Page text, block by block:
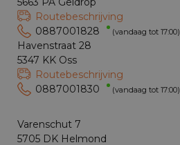
Routebeschrijving
0887001828
(vandaag tot 17:00)
Havenstraat 28
5347 KK Oss
Routebeschrijving
0887001830
(vandaag tot 17:00)
Varenschut 7
5705 DK Helmond